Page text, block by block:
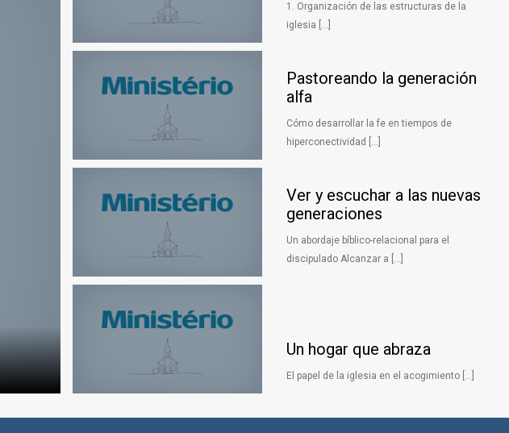
1. Organización de las estructuras de la
iglesia […]
Pastoreando la generación
alfa
Cómo desarrollar la fe en tiempos de
hiperconectividad […]
Ver y escuchar a las nuevas
generaciones
Un abordaje bíblico-relacional para el
discipulado Alcanzar a […]
Un hogar que abraza
El papel de la iglesia en el acogimiento […]